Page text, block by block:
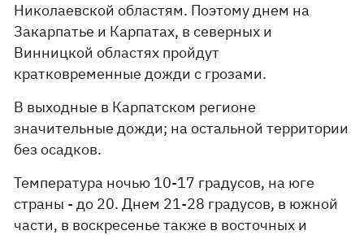
Николаевской областям. Поэтому днем на
Закарпатье и Карпатах, в северных и
Винницкой областях пройдут
кратковременные дожди с грозами.
В выходные в Карпатском регионе
значительные дожди; на остальной территории
без осадков.
Температура ночью 10-17 градусов, на юге
страны - до 20. Днем 21-28 градусов, в южной
части, в воскресенье также в восточных и